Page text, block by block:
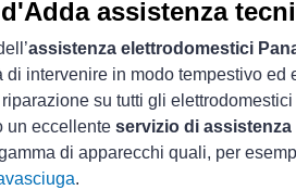
assistenza
assistenza elettrodomestici
intervenire in modo tempestivo ed
su tutti gli
un eccellente servizio di
di apparecchi quali, per
.